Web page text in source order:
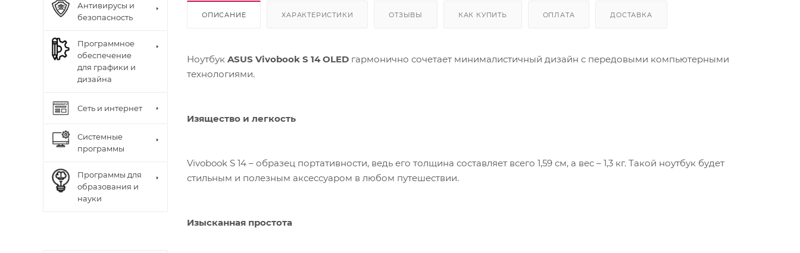
ОПИСАНИЕ ХАРАКТЕРИСТИКИ ОТЗЫВЫ КАК КУПИТЬ ОПЛАТА ДОСТАВКА
Ноутбук ASUS Vivobook S 14 OLED гармонично сочетает минималистичный дизайн с передовыми компьютерными
технологиями.
Изящество и легкость
Vivobook S 14 – образец портативности, ведь его толщина составляет всего 1,59 см, а вес – 1,3 кг. Такой ноутбук будет
стильным и полезным аксессуаром в любом путешествии.
Изысканная простота
Антивирусы и
безопасность
Программное
обеспечение
для графики и
дизайна
Сеть и интернет
Системные
программы
Программы для
образования и
науки